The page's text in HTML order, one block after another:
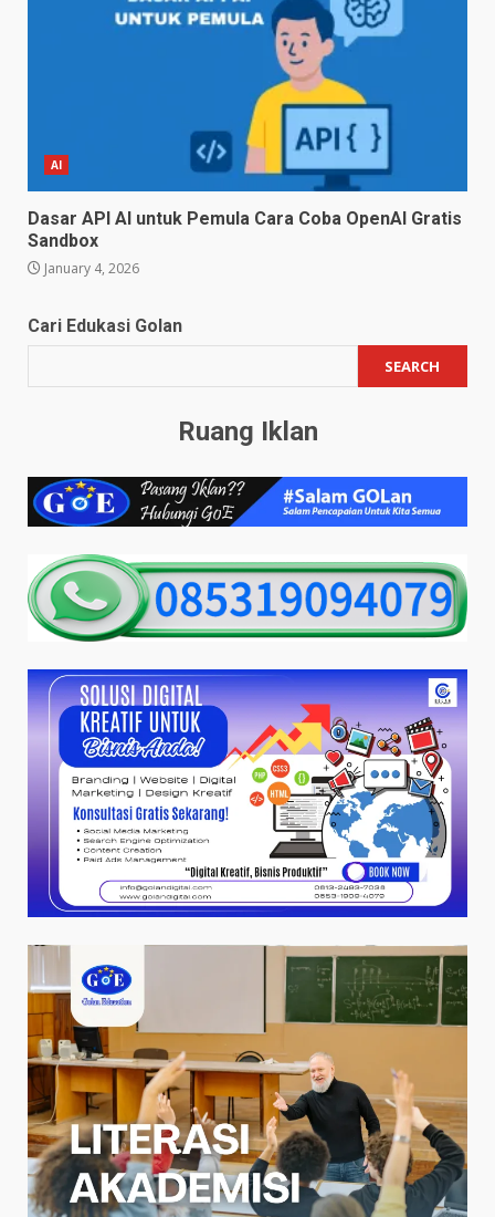
AI
Dasar API AI untuk Pemula Cara Coba OpenAI Gratis
Sandbox
January 4, 2026
Cari Edukasi Golan
SEARCH
Ruang Iklan